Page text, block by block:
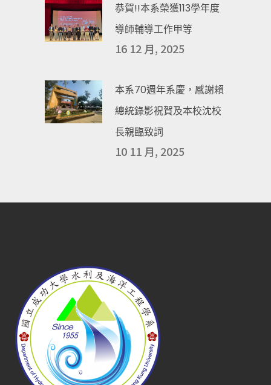
恭賀!!本系榮獲113學年度
導師輔導工作甲等
16 12 月, 2025
本系70週年系慶，感謝賴
總統錄影祝賀及本校沈校
長親臨致詞
10 11 月, 2025